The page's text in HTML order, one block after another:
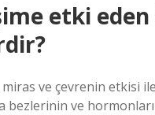
etki
miras ve çevrenin etkisi
bezlerinin ve